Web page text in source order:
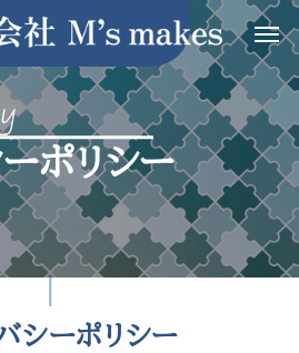
ポリシー
シーポリシー